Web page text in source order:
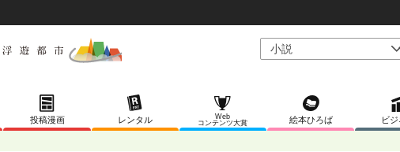
投稿漫画 レンタル
Web
コンテンツ大賞
絵本ひろば ビ